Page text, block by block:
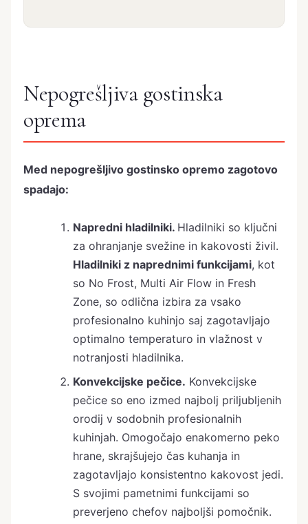
Nepogrešljiva gostinska
oprema
Med nepogrešljivo gostinsko opremo zagotovo
spadajo:
Napredni hladilniki. Hladilniki so ključni
za ohranjanje svežine in kakovosti živil.
Hladilniki z naprednimi funkcijami, kot
so No Frost, Multi Air Flow in Fresh
Zone, so odlična izbira za vsako
profesionalno kuhinjo saj zagotavljajo
optimalno temperaturo in vlažnost v
notranjosti hladilnika.
Konvekcijske pečice. Konvekcijske
pečice so eno izmed najbolj priljubljenih
orodij v sodobnih profesionalnih
kuhinjah. Omogočajo enakomerno peko
hrane, skrajšujejo čas kuhanja in
zagotavljajo konsistentno kakovost jedi.
S svojimi pametnimi funkcijami so
preverjeno chefov najboljši pomočnik.